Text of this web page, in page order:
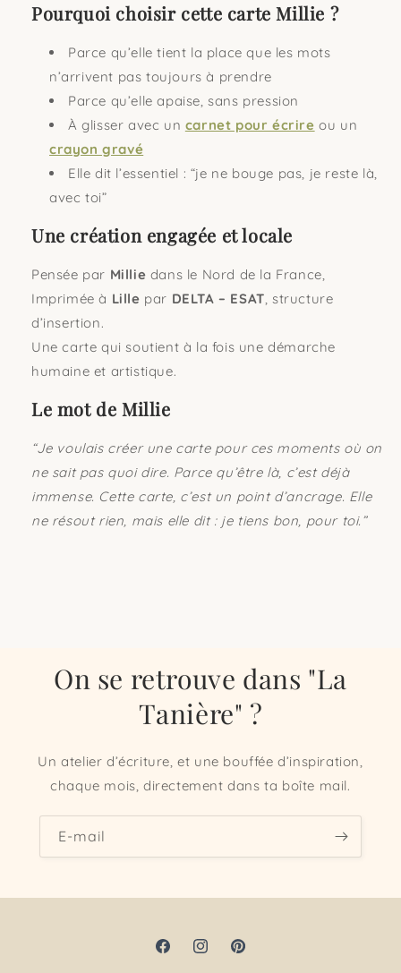
Pourquoi choisir cette carte Millie ?
Parce qu’elle tient la place que les mots
n’arrivent pas toujours à prendre
Parce qu’elle apaise, sans pression
À glisser avec un carnet pour écrire ou un
crayon gravé
Elle dit l’essentiel : “je ne bouge pas, je reste là,
avec toi”
Une création engagée et locale
Pensée par Millie dans le Nord de la France,
Imprimée à Lille par DELTA – ESAT, structure
d’insertion.
Une carte qui soutient à la fois une démarche
humaine et artistique.
Le mot de Millie
“Je voulais créer une carte pour ces moments où on
ne sait pas quoi dire. Parce qu’être là, c’est déjà
immense. Cette carte, c’est un point d’ancrage. Elle
ne résout rien, mais elle dit : je tiens bon, pour toi.”
On se retrouve dans "La
Tanière" ?
Un atelier d’écriture, et une bouffée d’inspiration,
chaque mois, directement dans ta boîte mail.
E-mail
FacebookInstagramPinterest